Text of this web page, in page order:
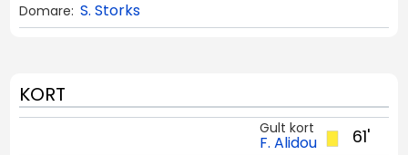
Domare: S. Storks
KORT
61'
Gult kort
F. Alidou